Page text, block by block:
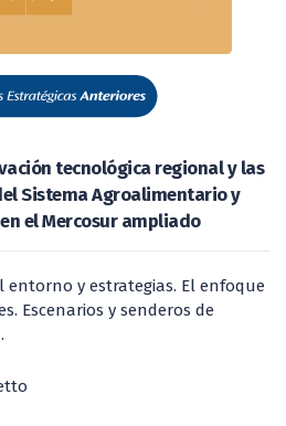
tecnológica regional y las
Sistema Agroalimentario y
el Mercosur ampliado
entorno y estrategias. El enfoque
Escenarios y senderos de